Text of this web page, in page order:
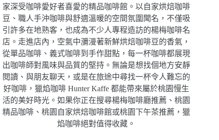
家深受咖啡愛好者喜愛的精品咖啡館。以自家烘焙咖啡
豆、職人手沖咖啡與舒適溫暖的空間氛圍聞名，不僅吸
引許多在地熟客，也成為不少人專程造訪的楊梅咖啡名
店。走進店內，空氣中瀰漫著新鮮烘焙咖啡豆的香氣，
從單品咖啡、義式咖啡到手作甜點，每一杯咖啡都展現
出咖啡師對風味與品質的堅持。無論是想找個地方安靜
閱讀、與朋友聊天，或是在旅途中尋找一杯令人難忘的
好咖啡，獵焰咖啡 Hunter Kaffe 都能帶來屬於桃園慢生
活的美好時光。如果你正在搜尋楊梅咖啡廳推薦、桃園
精品咖啡、桃園自家烘焙咖啡館或桃園下午茶推薦，獵
焰咖啡絕對值得收藏。